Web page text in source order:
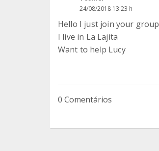
24/08/2018 13:23 h
Hello I just join your group
I live in La Lajita
Want to help Lucy
0 Comentários